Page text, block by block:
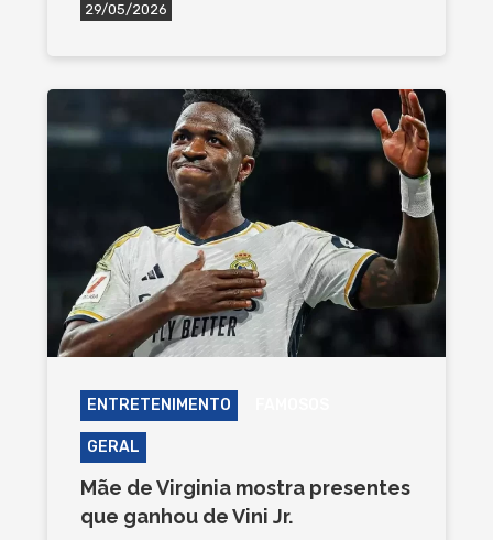
29/05/2026
ENTRETENIMENTO
GERAL
Mãe de Virginia mostra presentes
que ganhou de Vini Jr.